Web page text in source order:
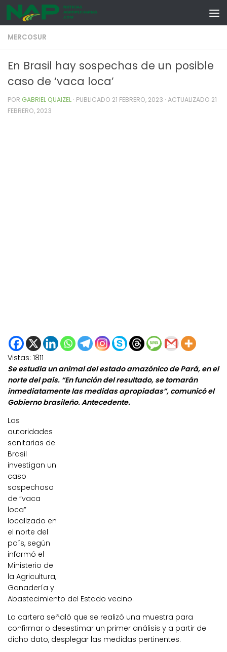
Skip to content
MERCOSUR
En Brasil hay sospechas de un posible
caso de ‘vaca loca’
POR GABRIEL QUAIZEL · PUBLICADO 21 FEBRERO, 2023 · ACTUALIZADO 21
FEBRERO, 2023
Vistas: 1811
Se estudia un animal del estado amazónico de Pará, en el
norte del país. “En función del resultado, se tomarán
inmediatamente las medidas apropiadas”, comunicó el
Gobierno brasileño. Antecedente.
Las
autoridades
sanitarias de
Brasil
investigan un
caso
sospechoso
de “vaca
loca”
localizado en
el norte del
país, según
informó el
Ministerio de
la Agricultura,
Ganadería y
Abastecimiento del Estado vecino.
La cartera señaló que se realizó una muestra para
confirmar o desestimar un primer análisis y a partir de
dicho dato, desplegar las medidas pertinentes.